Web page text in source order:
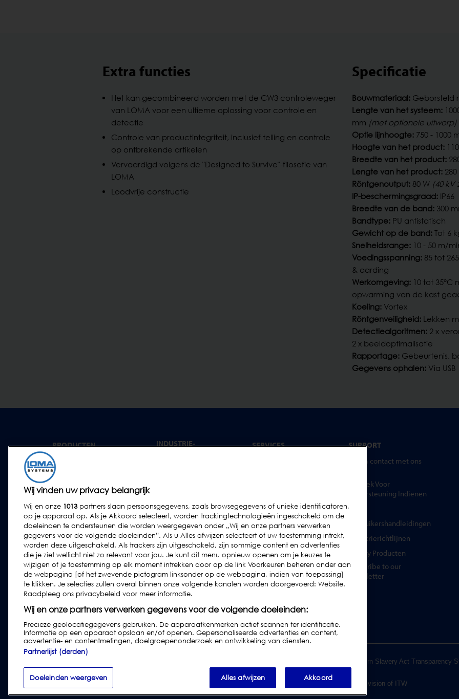
Extra functies
Het kan gecombineerd worden met de CW3 controleweger
van LOMA voor een ultieme oplossing voor controle en
detectie
Controle van productintegriteit, inclusief telling en controle
op ontbrekende artikelen
Vervaardigd volgens de "Designed to Survive"-filosofie van
LOMA
Loodvrije constructie
Specificatie
Bouwmateriaal: Geborsteld
Lengte van het systeem:
mm (met optionele uitworp)
Optie lijnhoogte: 750 - 1000
Hoogte van het product:
Breedte van het product:
Lengte van het product:
Röntgenoutput: 80 W (40 kV
IP-beschermingsgraad: IP66
Breedte van de band: 300
Bandtype: PU antistatisch
Gewicht op de band: Tot 6
Snelheidsrange: 10 - 50 m/
Voedingsspanning: 85 tot
& aarding
Werkomgeving: 10 tot 35°C
opwarming van de kast
Koeling: Vortex
Röntgenveiligheid: Lekken
Detectiealgoritmen: 2 x
2 x beeldoptimalisatie
Rapportage: Gebeurtenis,
Gegevens ophalen: Via USB
PRODUCTEN
Metaaldetectie
Röntgeninspectie
Controleweging
Combinatiesystemen
Software
INDUSTRIE-
Vlees, Vis en gevogelte
Zoetwaren & snacks
Gedroogde voeding &
granen
Overige industrieën
Agf
Farmaceutische
industrie en
voedingssector
SERVICES
Opleidingscentrum
Upgrades
Huur
SUPPORT
Neem contact met ons
Verzoek Voor
Ondersteuning Indienen
FAQs
Gebruikershandleidingen
Industrierichtlijnen
Legacy Producten
Subscribe to our
Newsletter
Modern Slavery Act Transparency
© 2026 Loma Systems - A Division of ITW
Wij vinden uw privacy belangrijk
Wij en onze 1013partners slaan persoonsgegevens, zoals browsegegevens of unieke identificatoren,
op je apparaat op. Als je Akkoord selecteert, worden trackingtechnologieën ingeschakeld om de
doeleinden te ondersteunen die worden weergegeven onder „Wij en onze partners verwerken
gegevens voor de volgende doeleinden”. Als u Alles afwijzen selecteert of uw toestemming intrekt,
worden deze uitgeschakeld. Als trackers zijn uitgeschakeld, zijn sommige content en advertenties
die je ziet wellicht niet zo relevant voor jou. Je kunt dit menu opnieuw openen om je keuzes te
wijzigen of je toestemming op elk moment intrekken door op de link Voorkeuren beheren onder aan
de webpagina [of het zwevende pictogram linksonder op de webpagina, indien van toepassing]
te klikken. Je selecties zullen overal binnen onze volgende kanalen worden doorgevoerd: Website.
Raadpleeg ons privacybeleid voor meer informatie.
Wij en onze partners verwerken gegevens voor de volgende doeleinden:
Precieze geolocatiegegevens gebruiken. De apparaatkenmerken actief scannen ter identificatie.
Informatie op een apparaat opslaan en/of openen. Gepersonaliseerde advertenties en content,
advertentie- en contentmetingen, doelgroepenonderzoek en ontwikkeling van diensten.
Partnerlijst (derden)
Doeleinden weergeven Alles afwijzen Akkoord